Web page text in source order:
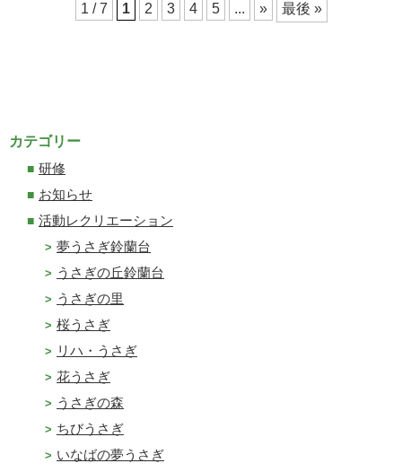
1 / 7 1 2 3 4 5 ... » 最後 »
カテゴリー
研修
お知らせ
活動レクリエーション
夢うさぎ鈴蘭台
うさぎの丘鈴蘭台
うさぎの里
桜うさぎ
リハ・うさぎ
花うさぎ
うさぎの森
ちびうさぎ
いなばの夢うさぎ